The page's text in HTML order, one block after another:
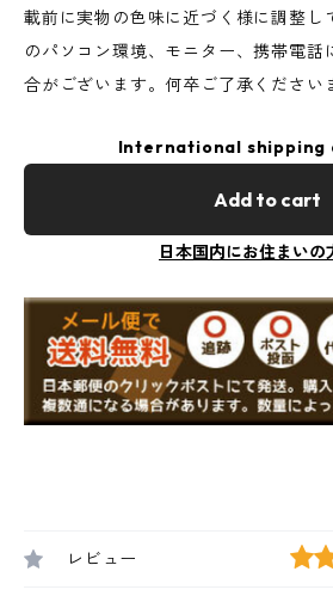
載前に実物の色味に近づく様に調整し
のパソコン環境、モニター、携帯電話
合がございます。何卒ご了承ください
International shipping
Add to cart
日本国内にお住まいの
レビュー